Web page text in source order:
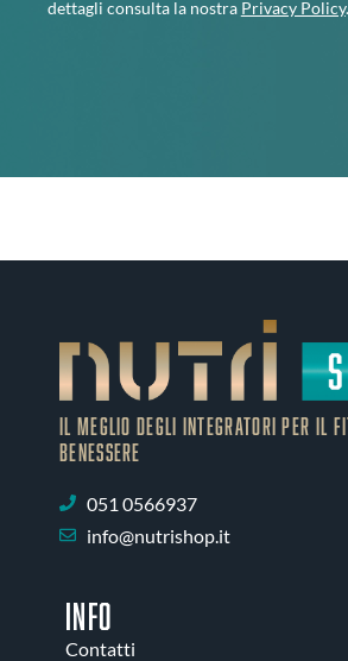
dettagli consulta la nostra Privacy Policy.
IL MEGLIO DEGLI Integratori PER IL
BENESSERE
051 0566937
info@nutrishop.it
INFO
Contatti